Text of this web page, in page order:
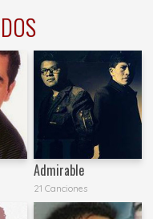
Admirable
21 Canciones